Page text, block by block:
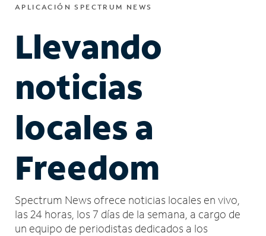
APLICACIÓN SPECTRUM NEWS
Llevando
noticias
locales a
Freedom
Spectrum News ofrece noticias locales en vivo,
las 24 horas, los 7 días de la semana, a cargo de
un equipo de periodistas dedicados a los